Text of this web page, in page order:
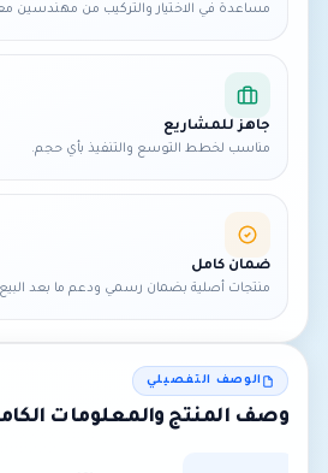
مساعدة في الاختيار والتركيب من مهندسين
جاهز للمشاريع
مناسب لخطط التوسع والتنفيذ بأي حجم.
ضمان كامل
منتجات أصلية بضمان رسمي ودعم ما بعد
الوصف التفصيلي
وصف المنتج والمعلومات